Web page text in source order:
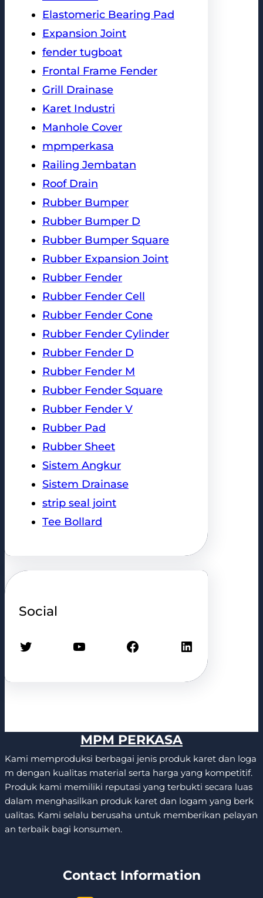
Elastomeric Bearing Pad
Expansion Joint
fender tugboat
Frontal Frame Fender
Grill Drainase
Karet Industri
Manhole Cover
mpmperkasa
Railing Jembatan
Roof Drain
Rubber Bumper
Rubber Bumper D
Rubber Bumper Square
Rubber Expansion Joint
Rubber Fender
Rubber Fender Cell
Rubber Fender Cone
Rubber Fender Cylinder
Rubber Fender D
Rubber Fender M
Rubber Fender Square
Rubber Fender V
Rubber Pad
Rubber Sheet
Sistem Angkur
Sistem Drainase
strip seal joint
Tee Bollard
Social
Twitter YouTube Facebook LinkedIn
MPM PERKASA
Kami memproduksi berbagai jenis produk karet dan loga
m dengan kualitas material serta harga yang kompetitif.
Produk kami memiliki reputasi yang terbukti secara luas
dalam menghasilkan produk karet dan logam yang berk
ualitas. Kami selalu berusaha untuk memberikan pelayan
an terbaik bagi konsumen.
Contact Information